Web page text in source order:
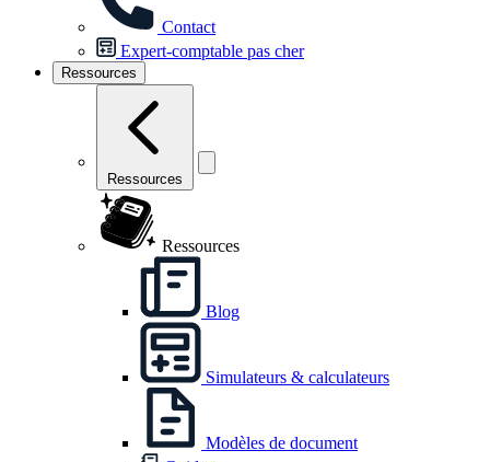
Contact
Expert-comptable pas cher
Ressources
Ressources
Ressources
Blog
Simulateurs & calculateurs
Modèles de document